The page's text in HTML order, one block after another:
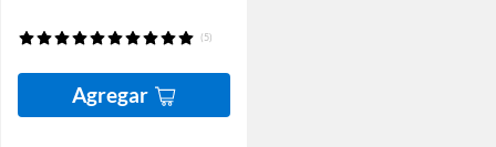
(5)
Agregar